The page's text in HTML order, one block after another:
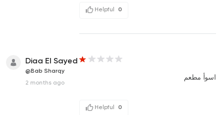
Helpful 0
Diaa El Sayed
@Bab Sharqy
2 months ago
اسوأ مطعم
Helpful 0